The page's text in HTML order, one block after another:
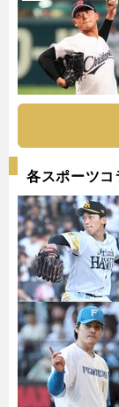
各スポーツコ